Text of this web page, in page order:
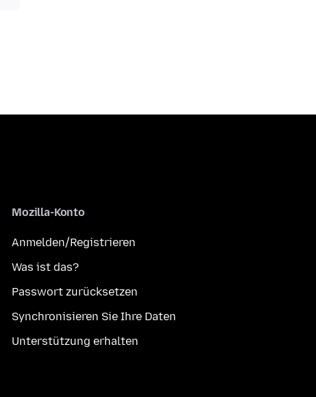
Mozilla-Konto
Anmelden/Registrieren
Was ist das?
Passwort zurücksetzen
Synchronisieren Sie Ihre Daten
Unterstützung erhalten